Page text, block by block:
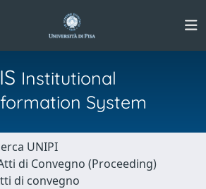
Institutional
System
UNIPI
di Convegno (Proceeding)
di convegno